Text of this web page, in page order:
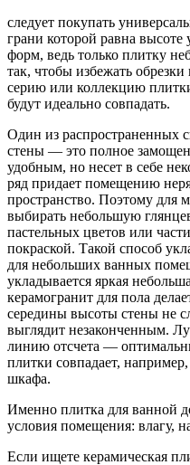
следует покупать
грани которой равна
форм, ведь только плитку
так, чтобы избежать
серию или коллекцию
будут идеально совпадать.
Один из распространенных
стены — это полное
удобным, но несет в себе
ряд придает помещению
пространство. Поэтому для
выбирать небольшую
пастельных цветов или
покраской. Такой способ
для небольших ванных
укладывается яркая
керамогранит для пола
середины высоты стены не
выглядит незаконченным.
линию отсчета —
плитки совпадает,
шкафа.
Именно плитка для ванной
условия помещения: влагу,
Если ищете керамическая